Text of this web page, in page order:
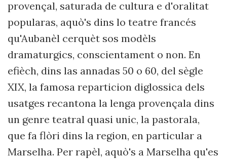
provençal, saturada de cultura e d'oralitat
popularas, aquò's dins lo teatre francés
qu'Aubanèl cerquèt sos modèls
dramaturgics, conscientament o non. En
efièch, dins las annadas 50 o 60, del sègle
XIX, la famosa reparticion diglossica dels
usatges recantona la lenga provençala dins
un genre teatral quasi unic, la pastorala,
que fa flòri dins la region, en particular a
Marselha. Per rapèl, aquò's a Marselha qu'es